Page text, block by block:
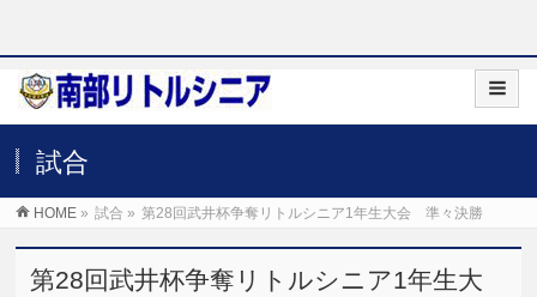
試合
HOME » 試合 » 第28回武井杯争奪リトルシニア1年生大会 準々決勝
第28回武井杯争奪リトルシニア1年生大